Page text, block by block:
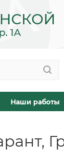
Наши работы